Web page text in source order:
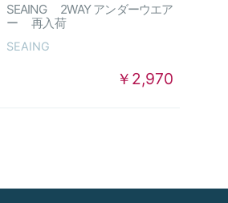
SEAING 2WAY アンダーウエア
ー 再入荷
SEAING
￥2,970